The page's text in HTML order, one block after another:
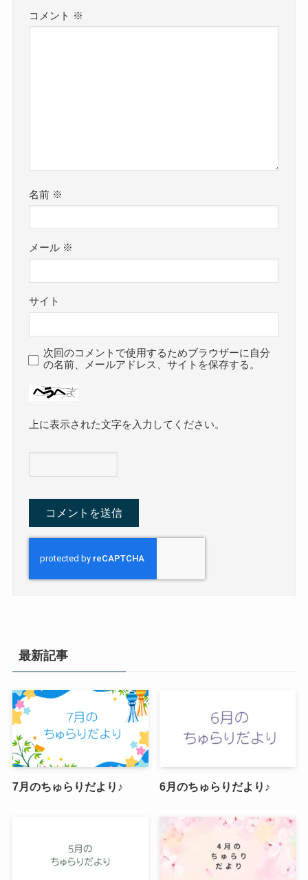
コメント ※
名前 ※
メール ※
サイト
次回のコメントで使用するためブラウザーに自分
の名前、メールアドレス、サイトを保存する。
上に表示された文字を入力してください。
最新記事
7月のちゅらりだより♪ 6月のちゅらりだより♪